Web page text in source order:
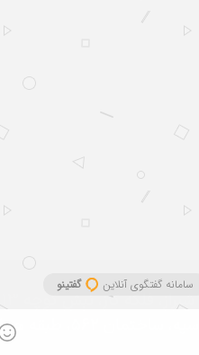
۵۶۲، طبقه همکف